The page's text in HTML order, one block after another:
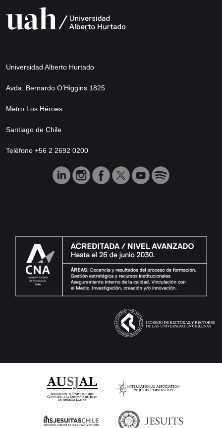
Universidad Alberto Hurtado
Avda. Bernardo O’Higgins 1825
Metro Los Héroes
Santiago de Chile
Teléfono +56 2 2692 0200